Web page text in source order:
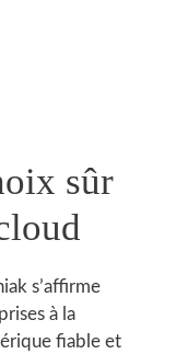
sûr
s’affirme
à la
fiable et